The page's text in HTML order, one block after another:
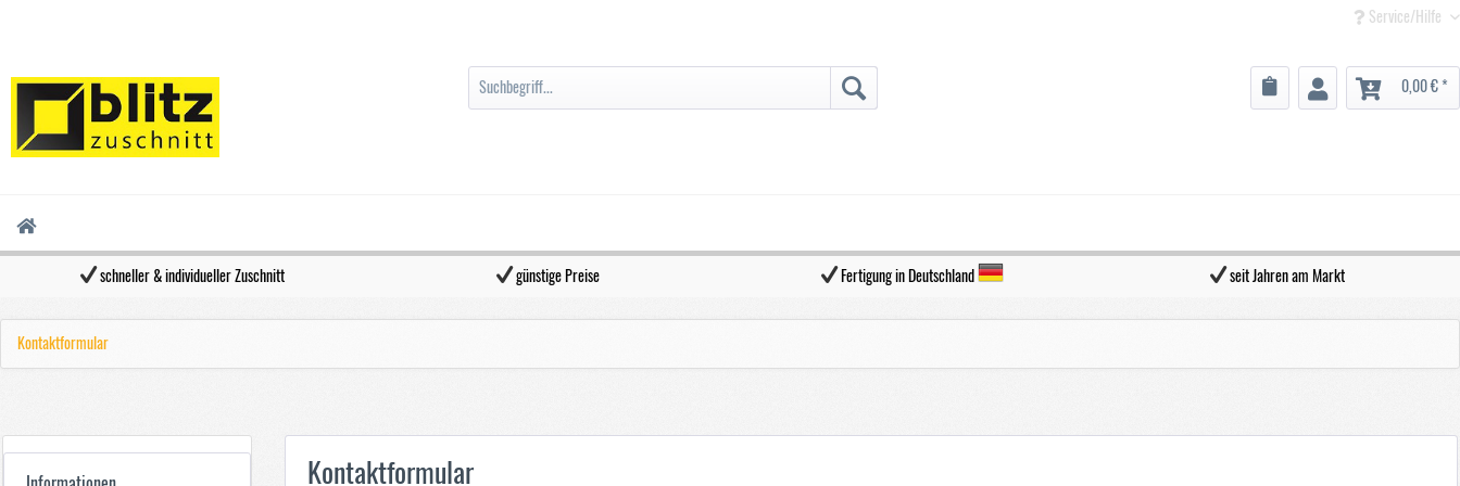
Service/Hilfe
0,00 € *
schneller & individueller Zuschnitt günstige Preise Fertigung in Deutschland seit Jahren am Markt
Kontaktformular
Kontaktformular